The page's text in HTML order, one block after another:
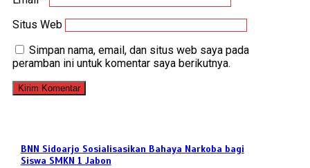
Situs Web
Simpan nama, email, dan situs web saya pada
peramban ini untuk komentar saya berikutnya.
BNN Sidoarjo Sosialisasikan Bahaya Narkoba bagi
Siswa SMKN 1 Jabon